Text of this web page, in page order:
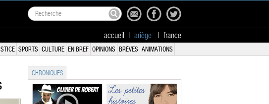
accueil ariège france
SPORTS CULTURE EN BREF OPINIONS BRÈVES ANIMATIONS
CHRONIQUES